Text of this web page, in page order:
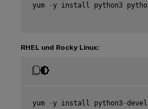
yum -y install python3
RHEL und Rocky Linux:
yum -y install python3-